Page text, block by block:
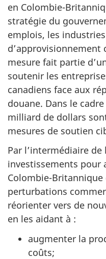
en Colombie-
stratégie du
emplois, les
d’approvisionnement
mesure fait partie
soutenir les
canadiens face aux
douane. Dans le
milliard de dollars
mesures de soutien
Par l’intermédiaire de
investissements pour
Colombie-Britannique
perturbations
réorienter vers de
en les aidant à :
augmenter la
coûts;